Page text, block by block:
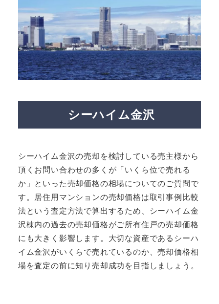
シーハイム金沢
シーハイム金沢の売却を検討している売主様から
頂くお問い合わせの多くが「いくら位で売れる
か」といった売却価格の相場についてのご質問で
す。居住用マンションの売却価格は取引事例比較
法という査定方法で算出するため、シーハイム金
沢棟内の過去の売却価格がご所有住戸の売却価格
にも大きく影響します。大切な資産であるシーハ
イム金沢がいくらで売れているのか、売却価格相
場を査定の前に知り売却成功を目指しましょう。